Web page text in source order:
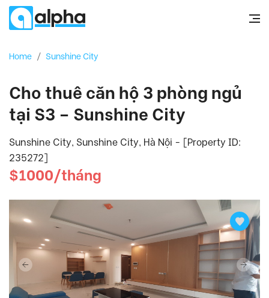
Home / Sunshine City
Cho thuê căn hộ 3 phòng ngủ
tại S3 – Sunshine City
Sunshine City, Sunshine City, Hà Nội - [Property ID:
235272]
$1000/tháng